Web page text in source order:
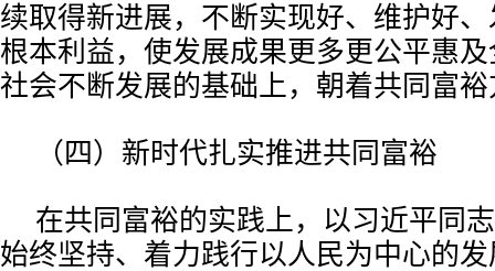
续取得新进展，不断实现好、维护好
根本利益，使发展成果更多更公平惠
社会不断发展的基础上，朝着共同富裕
（四）新时代扎实推进共同富裕
在共同富裕的实践上，以习近平同
始终坚持、着力践行以人民为中心的